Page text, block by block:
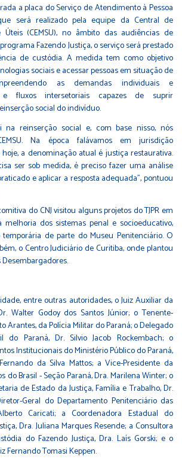
a placa do Serviço de Atendimento à Pessoa
será realizado pela equipe da Central de
Úteis (CEMSU), no âmbito das audiências de
Fazendo Justiça, o serviço será prestado
de custódia. A medida tem como objetivo
sociais e acessar pessoas em situação de
as demandas individuais e
fluxos intersetoriais capazes de suprir
social do indivíduo.
na reinserção social e, com base nisso, nós
Na época falávamos em jurisdição
a denominação atual é justiça restaurativa.
ser sob medida, é preciso fazer uma análise
e aplicar a resposta adequada”, pontuou
do CNJ visitou alguns projetos do TJPR em
melhoria dos sistemas penal e socioeducativo,
de parte do Museu Penitenciário. O
o Centro Judiciário de Curitiba, onde plantou
entre outras autoridades, o Juiz Auxiliar da
Walter Godoy dos Santos Júnior; o Tenente-
Arantes, da Polícia Militar do Paraná; o Delegado
do Paraná, Dr. Silvio Jacob Rockembach; o
Institucionais do Ministério Público do Paraná,
da Silva Mattos; a Vice-Presidente da
do Brasil - Seção Paraná, Dra. Marilena Winter; o
de Estado da Justiça, Família e Trabalho, Dr.
Geral do Departamento Penitenciário das
Caricati; a Coordenadora Estadual do
Dra. Juliana Marques Resende; a Consultora
do Fazendo Justiça, Dra. Laís Gorski; e o
Fernando Tomasi Keppen.